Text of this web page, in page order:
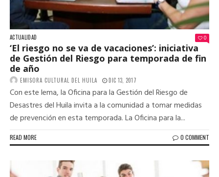
ACTUALIDAD 0
‘El riesgo no se va de vacaciones’: iniciativa
de Gestión del Riesgo para temporada de fin
de año
EMISORA CULTURAL DEL HUILA DIC 13, 2017
Con este lema, la Oficina para la Gestión del Riesgo de
Desastres del Huila invita a la comunidad a tomar medidas
de prevención en esta temporada. La Oficina para la...
READ MORE 0 COMMENT